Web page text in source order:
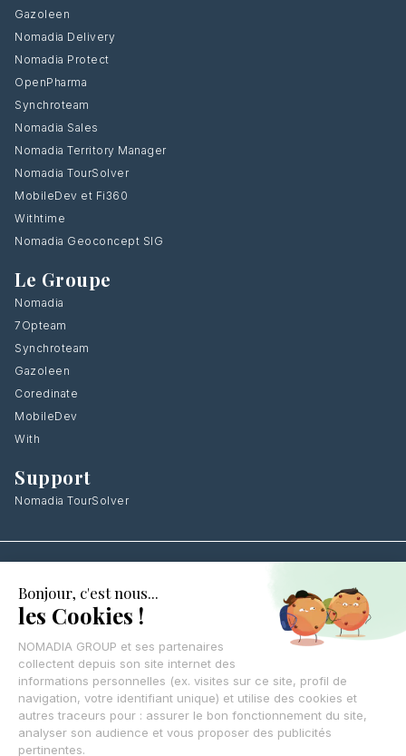
Gazoleen
Nomadia Delivery
Nomadia Protect
OpenPharma
Synchroteam
Nomadia Sales
Nomadia Territory Manager
Nomadia TourSolver
MobileDev et Fi360
Withtime
Nomadia Geoconcept SIG
Le Groupe
Nomadia
7Opteam
Synchroteam
Gazoleen
Coredinate
MobileDev
With
Support
Nomadia TourSolver
Laissez vos coordonnées on vous rappelle
© Nomadia 2025
Mentions légales – Informations juridiques société Nomadia
Conditions générales d’utilisation
Politique de cookies – Gestion données navigation Nomadia